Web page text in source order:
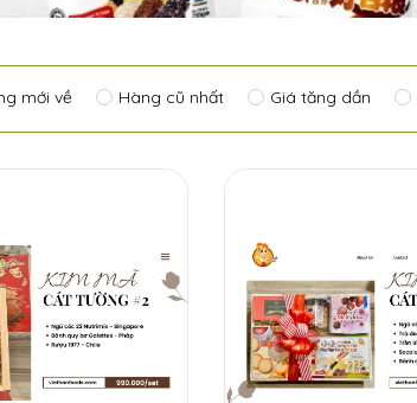
mới về Hàng cũ nhất Giá tăng dần